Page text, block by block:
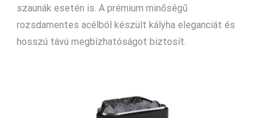
szaunák esetén is. A prémium minőségű
rozsdamentes acélból készült kályha eleganciát és
hosszú távú megbízhatóságot biztosít.